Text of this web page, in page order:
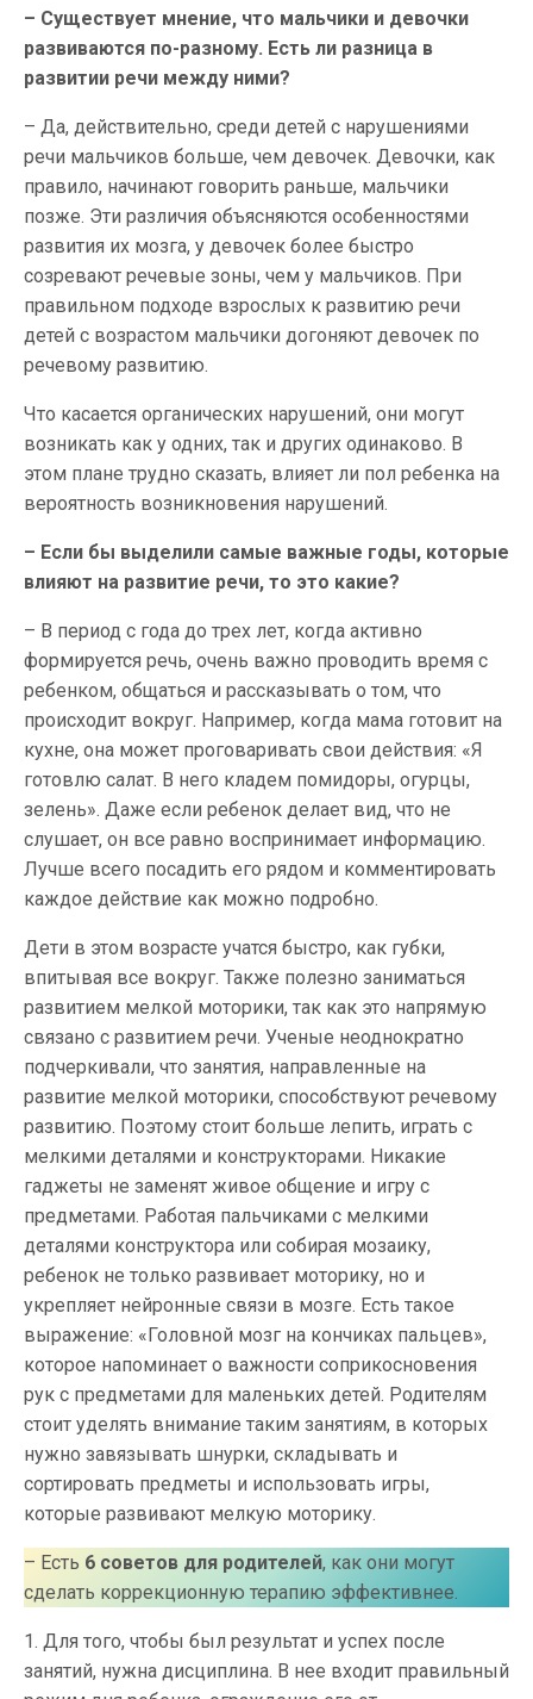
– Существует мнение, что мальчики и девочки
развиваются по-разному. Есть ли разница в
развитии речи между ними?
– Да, действительно, среди детей с нарушениями
речи мальчиков больше, чем девочек. Девочки, как
правило, начинают говорить раньше, мальчики
позже. Эти различия объясняются особенностями
развития их мозга, у девочек более быстро
созревают речевые зоны, чем у мальчиков. При
правильном подходе взрослых к развитию речи
детей с возрастом мальчики догоняют девочек по
речевому развитию.
Что касается органических нарушений, они могут
возникать как у одних, так и других одинаково. В
этом плане трудно сказать, влияет ли пол ребенка на
вероятность возникновения нарушений.
– Если бы выделили самые важные годы, которые
влияют на развитие речи, то это какие?
– В период с года до трех лет, когда активно
формируется речь, очень важно проводить время с
ребенком, общаться и рассказывать о том, что
происходит вокруг. Например, когда мама готовит на
кухне, она может проговаривать свои действия: «Я
готовлю салат. В него кладем помидоры, огурцы,
зелень». Даже если ребенок делает вид, что не
слушает, он все равно воспринимает информацию.
Лучше всего посадить его рядом и комментировать
каждое действие как можно подробно.
Дети в этом возрасте учатся быстро, как губки,
впитывая все вокруг. Также полезно заниматься
развитием мелкой моторики, так как это напрямую
связано с развитием речи. Ученые неоднократно
подчеркивали, что занятия, направленные на
развитие мелкой моторики, способствуют речевому
развитию. Поэтому стоит больше лепить, играть с
мелкими деталями и конструкторами. Никакие
гаджеты не заменят живое общение и игру с
предметами. Работая пальчиками с мелкими
деталями конструктора или собирая мозаику,
ребенок не только развивает моторику, но и
укрепляет нейронные связи в мозге. Есть такое
выражение: «Головной мозг на кончиках пальцев»,
которое напоминает о важности соприкосновения
рук с предметами для маленьких детей. Родителям
стоит уделять внимание таким занятиям, в которых
нужно завязывать шнурки, складывать и
сортировать предметы и использовать игры,
которые развивают мелкую моторику.
– Есть 6 советов для родителей, как они могут
сделать коррекционную терапию эффективнее.
1. Для того, чтобы был результат и успех после
занятий, нужна дисциплина. В нее входит правильный